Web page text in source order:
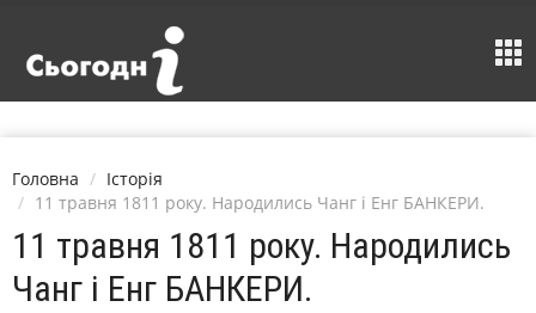
Головна
Історія
11 травня 1811 року. Народились Чанг і Енг БАНКЕРИ.
11 травня 1811 року. Народились
Чанг і Енг БАНКЕРИ.